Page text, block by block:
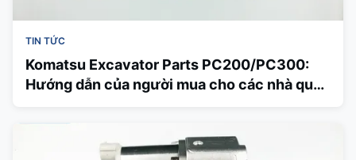
TIN TỨC
Komatsu Excavator Parts PC200/PC300:
Hướng dẫn của người mua cho các nhà quản